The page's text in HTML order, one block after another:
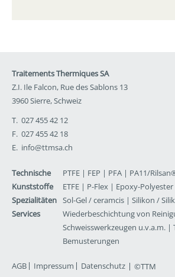
Traitements Thermiques SA
Z.I. Ile Falcon, Rue des Sablons 13
3960 Sierre, Schweiz
T. 027 455 42 12
F. 027 455 42 18
E. info@ttmsa.ch
Technische
Kunststoffe
PTFE | FEP | PFA | PA11/
ETFE | P-Flex | Epoxy-Polyester
Spezialitäten Sol-Gel / ceramcis | Silikon /
Services
Wiederbeschichtung von
Schweisswerkzeugen u.v.a.m. |
Bemusterungen
AGB Impressum Datenschutz ©TTM